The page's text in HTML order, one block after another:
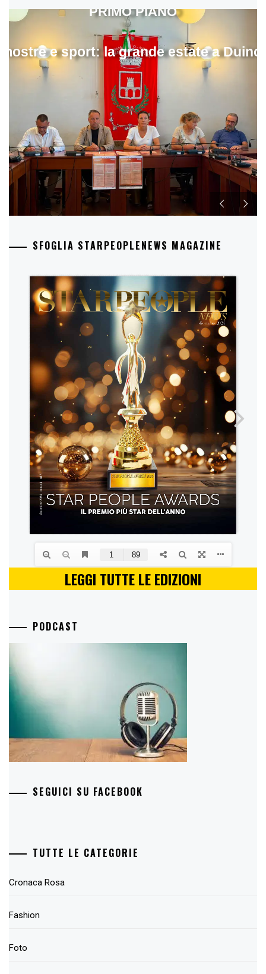
e sport: la grande estate a
PRIMO PIANO
SFOGLIA STARPEOPLENEWS MAGAZINE
LEGGI TUTTE LE EDIZIONI
PODCAST
SEGUICI SU FACEBOOK
TUTTE LE CATEGORIE
Cronaca Rosa
Fashion
Foto